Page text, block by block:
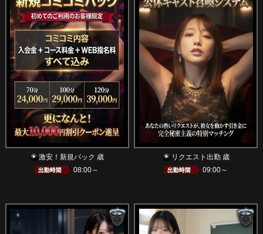
激安！新規パック 歳
08:00～
リクエスト出勤 歳
09:00～